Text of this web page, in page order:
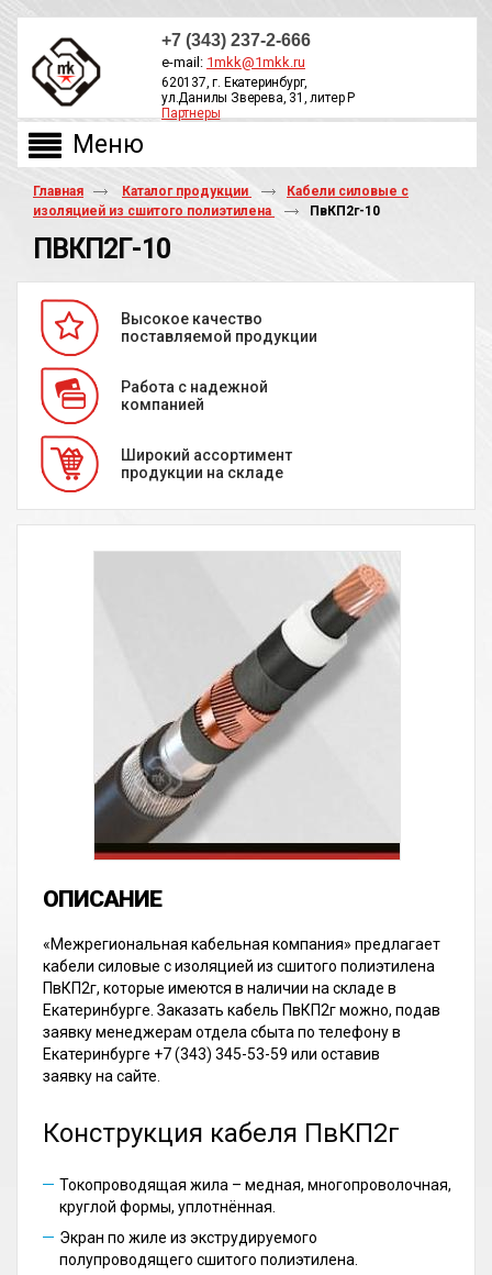
+7 (343) 237-2-666
e-mail: 1mkk@1mkk.ru
620137, г. Екатеринбург,
ул.Данилы Зверева, 31, литер Р
Партнеры
Главная Каталог продукции
Кабели силовые с
изоляцией из сшитого полиэтилена
ПвКП2г-10
ПВКП2Г-10
Высокое качество
поставляемой продукции
Работа с надежной
компанией
Широкий ассортимент
продукции на складе
«Межрегиональная кабельная компания» предлагает
кабели силовые с изоляцией из сшитого полиэтилена
ПвКП2г, которые имеются в наличии на складе в
Екатеринбурге. Заказать кабель ПвКП2г можно, подав
заявку менеджерам отдела сбыта по телефону в
Екатеринбурге +7 (343) 345-53-59 или оставив
заявку на сайте.
Конструкция кабеля ПвКП2г
Токопроводящая жила – медная, многопроволочная,
круглой формы, уплотнённая.
Экран по жиле из экструдируемого
полупроводящего сшитого полиэтилена.